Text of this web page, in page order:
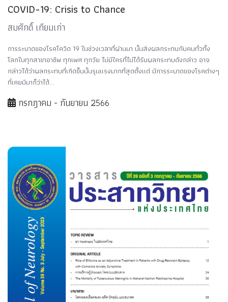
COVID-19: Crisis to Chance
สมศักดิ์ เทียมเก่า
การระบาดของโรคโควิด 19 ในช่วงเวลาที่ผ่านมา นั้นส่งผลกระทบกับคนทั่วทั้ง
โลกในทุกสาขาอาชีพ ทุกเพศ ทุกวัย ไม่มีใครที่ไม่ได้รับผลกระทบดังกล่าว อาจ
กล่าวได้ว่าผลกระทบที่เกิดขึ้นนั้นรุนแรงมากที่สุดตั้งแต่ มีการระบาดของโรคต่างๆ
ที่เคยมีมาก็ว่าได้...
กรกฎาคม - กันยายน 2566